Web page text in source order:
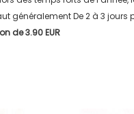
généralementDe 2 à 3 jours
de3.90 EUR